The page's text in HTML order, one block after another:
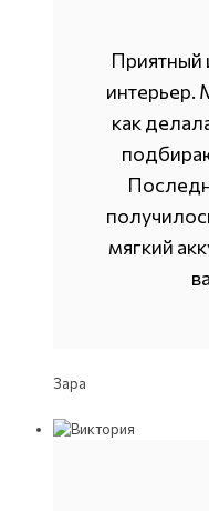
Приятный
интерьер.
как
мягкий
Зара